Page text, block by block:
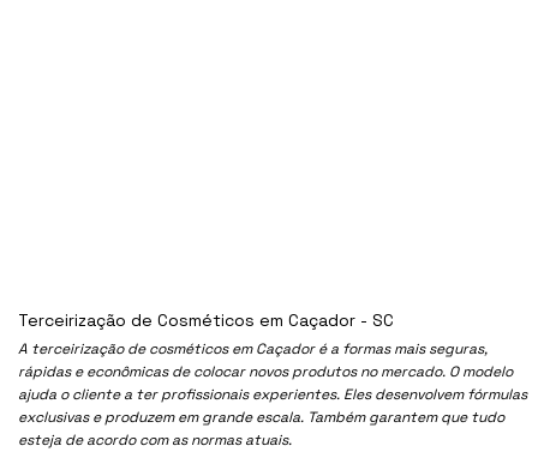
A terceirização de cosméticos em Caçador é a formas mais seguras,
rápidas e econômicas de colocar novos produtos no mercado. O modelo
ajuda o cliente a ter profissionais experientes. Eles desenvolvem fórmulas
exclusivas e produzem em grande escala. Também garantem que tudo
esteja de acordo com as normas atuais.
Terceirização de Cosméticos em Caçador - SC